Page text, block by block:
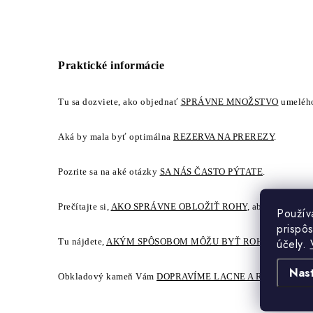
účely.
Praktické informácie
Tu sa dozviete, ako objednať SPRÁVNE MNOŽSTVO
Aká by mala byť optimálna REZERVA NA PREREZY.
Pozrite sa na aké otázky SA NÁS ČASTO PÝTATE.
Prečítajte si, AKO SPRÁVNE OBLOŽIŤ ROHY, aby sa
Tu nájdete, AKÝM SPÔSOBOM MÔŽU BYŤ ROHOVÉ
Obkladový kameň Vám DOPRAVÍME LACNE A RÝCHLO.